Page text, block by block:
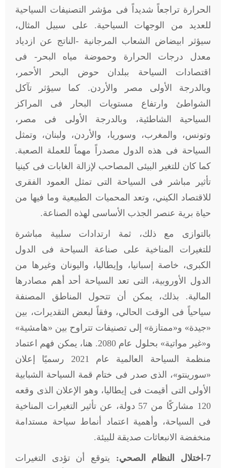
الحرارة تراجعاً شديداً فى مؤشر التصنيفات السياحية
للعديد من الوجهات السياحية. على سبيل المثال،
سيؤثر ابيضاض الشعاب المرجانية -الناتج عن ازدياد
معدل درجات الحرارة وحموضة مياه البحر- فى
اقتصادات السياحة ببلدان حوض البحر الأحمر،
وبالدرجة الأولى مصر والأردن. كما سيؤثر تآكل
الشواطئ وارتفاع مستويات البحار فى المراكز
السياحية الشاطئية، وبالدرجة الأولى فى مصر،
وتونس، والمغرب، وسوريا، والأردن، ولبنان، وتمثل
السياحة فى هذه الدول مصدراً مهماً للعملة الصعبة.
كما كان للتغير البيئى المصاحب لإزالة الغابات فى كينيا
تأثير مباشر فى السياحة التى تمثل العمود الفقرى
للاقتصاد الكيني، وتعد المحميات الطبيعية وما فيها من
حياة برية عنصر الجذب الأساسى لهذه الصناعة.
بالتوازى مع ذلك، ثمة ارتدادات سلبية مباشرة
للتغيرات المناخية على صناعة السياحة فى الدول
الكبرى، خاصة إسبانيا، وإيطاليا، واليونان وغيرها من
الدول الأوروبية، التى تعد السياحة أحد أهم مصادرها
المالية. بذلك، يمكن أن تتحول المناطق المصنفة
سياحياً فى الوقت الحالي، وفقاً لبعض التقديرات، بين
«جيدة» و«ممتازة» إلى تصنيفات تتراوح بين «هامشية»
و«غير مواتية» بحلول عام 2080. هنا، يمكن فهم اعتماد
منظمة السياحة العالمية عام 2021 رسميًا إعلان
«سورينتو»، الذى صدر فى ختام قمة السياحة الشبابية
الأولى التى أقيمت فى إيطاليا، وهو الإعلان الذى وقعه
120 مشاركًا من 57 دولة، عن تأثير التغيرات المناخية
فى السياحة، وأهمية اعتماد أنماط سياحة مستدامة
منخفضة الانبعاثات صديقة للبيئة.
7-اختلال النظام الصحي:
يتوقع أن تؤدى التغيرات